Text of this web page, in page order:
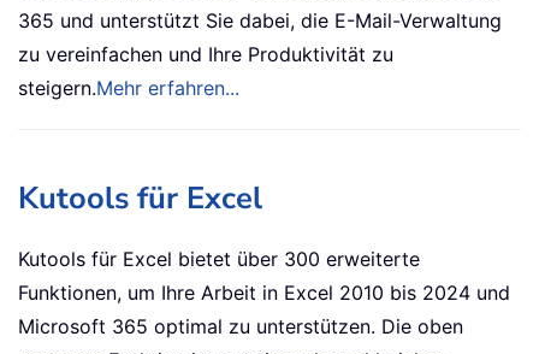
365 und unterstützt Sie dabei, die E-Mail-Verwaltung
zu vereinfachen und Ihre Produktivität zu
steigern.Mehr erfahren...
Kutools für Excel
Kutools für Excel bietet über 300 erweiterte
Funktionen, um Ihre Arbeit in Excel 2010 bis 2024 und
Microsoft 365 optimal zu unterstützen. Die oben